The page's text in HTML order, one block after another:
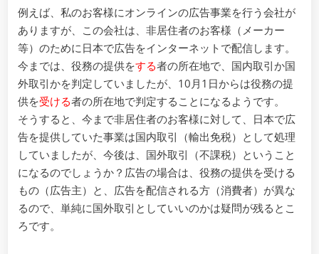
ン
タ
ー
ネ
ッ
ト
を
介
し
て
行
わ
れ
る
役
例えば、私のお客様にオンラインの広告事業を行う会社が
ありますが、この会社は、非居住者のお客様（メーカー
等）のために日本で広告をインターネットで配信します。
今までは、役務の提供をする者の所在地で、国内取引か国
外取引かを判定していましたが、10月1日からは役務の提
供を受ける者の所在地で判定することになるようです。
そうすると、今まで非居住者のお客様に対して、日本で広
告を提供していた事業は国内取引（輸出免税）として処理
していましたが、今後は、国外取引（不課税）ということ
になるのでしょうか？広告の場合は、役務の提供を受ける
もの（広告主）と、広告を配信される方（消費者）が異な
るので、単純に国外取引としていいのかは疑問が残るとこ
ろです。